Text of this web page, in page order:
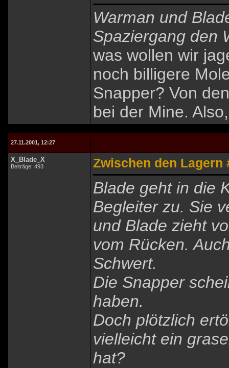
Warman und
Spaziergang den
was wollen wir
noch billigere
Snapper? Von
bei der Mine.
27.11.2001, 12:27
X_Blade_X
Beiträge: 493 Zwischen den Lagern
Blade geht in die
Begleiter zu. Sie
und Blade zieht
vom Rücken.
Schwert.
Die Snapper
haben.
Doch plötzlich
vielleicht ein
hat?